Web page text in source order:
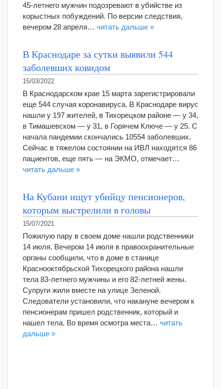
45-летнего мужчин подозревают в убийстве из
корыстных побуждений. По версии следствия,
вечером 28 апреля… читать дальше »
В Краснодаре за сутки выявили 544
заболевших ковидом
15/03/2022
В Краснодарском крае 15 марта зарегистрировали
еще 544 случая коронавируса. В Краснодаре вирус
нашли у 197 жителей, в Тихорецком районе — у 34,
в Тимашевском — у 31, в Горячем Ключе — у 25. С
начала пандемии скончались 10554 заболевших.
Сейчас в тяжелом состоянии на ИВЛ находятся 86
пациентов, еще пять — на ЭКМО, отмечает…
читать дальше »
На Кубани ищут убийцу пенсионеров,
которым выстрелили в головы
15/07/2021
Пожилую пару в своем доме нашли родственники
14 июля. Вечером 14 июля в правоохранительные
органы сообщили, что в доме в станице
Краснооктябрьской Тихорецкого района нашли
тела 83-летнего мужчины и его 82-летней жены.
Супруги жили вместе на улице Зеленой.
Следователи установили, что накануне вечером к
пенсионерам пришел родственник, который и
нашел тела. Во время осмотра места… читать
дальше »